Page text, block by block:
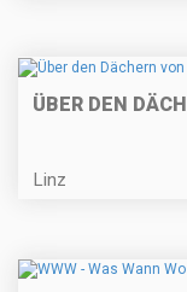
ÜBER DEN
Linz